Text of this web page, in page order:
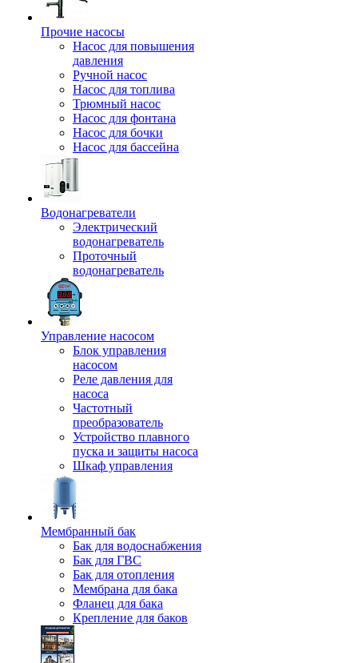
Прочие насосы
Насос для повышения
давления
Ручной насос
Насос для топлива
Трюмный насос
Насос для фонтана
Насос для бочки
Насос для бассейна
Водонагреватели
Электрический
водонагреватель
Проточный
водонагреватель
Управление насосом
Блок управления
насосом
Реле давления для
насоса
Частотный
преобразователь
Устройство плавного
пуска и защиты насоса
Шкаф управления
Мембранный бак
Бак для водоснабжения
Бак для ГВС
Бак для отопления
Мембрана для бака
Фланец для бака
Крепление для баков